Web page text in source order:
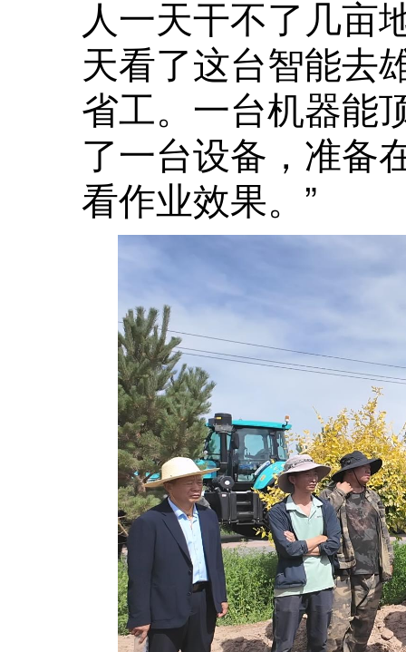
人一天干不了几亩
天看了这台智能去
省工。一台机器能
了一台设备，准备
看作业效果。”